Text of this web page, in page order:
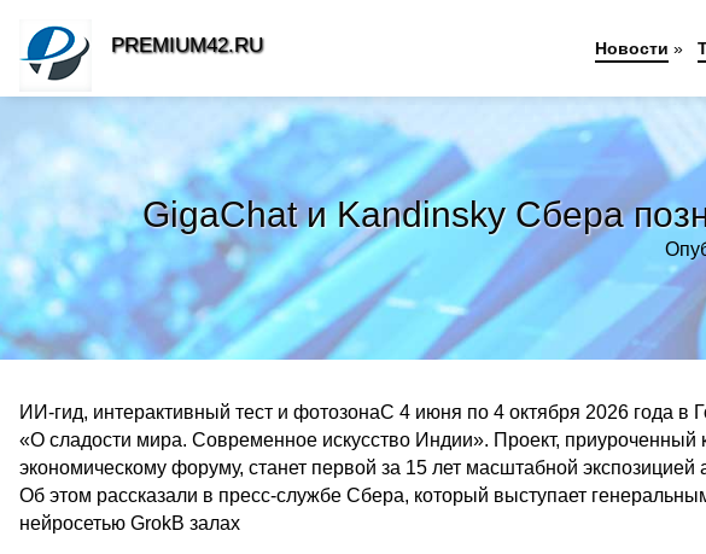
GigaChat и Kandinsky Сбера
ИИ-гид, интерактивный тест и фотозонаС 4 июня по 4 октября 2026 года в
«О сладости мира. Современное искусство Индии». Проект, приуроченный
экономическому форуму, станет первой за 15 лет масштабной экспозицией
Об этом рассказали в пресс-службе Сбера, который выступает
нейросетью GrokВ залах
PREMIUM42.RU Новости »